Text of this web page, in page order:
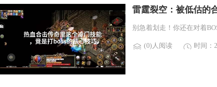
雷霆裂空：被低估的
别急着划走！你还在对着
(0)人阅读 时间：